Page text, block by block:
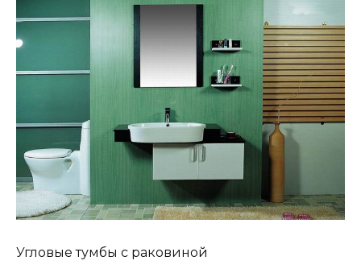
Угловые тумбы с раковиной